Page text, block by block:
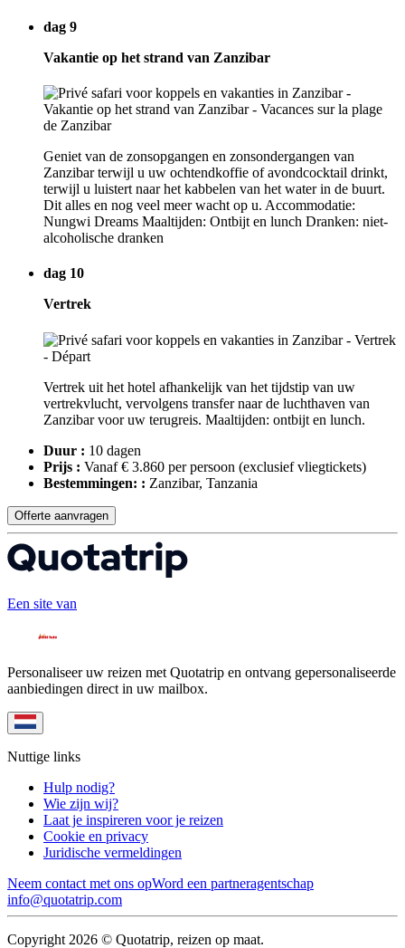
dag 9
Vakantie op het strand van Zanzibar
Geniet van de zonsopgangen en zonsondergangen van
Zanzibar terwijl u uw ochtendkoffie of avondcocktail drinkt,
terwijl u luistert naar het kabbelen van het water in de buurt.
Dit alles en nog veel meer wacht op u. Accommodatie:
Nungwi Dreams Maaltijden: Ontbijt en lunch Dranken: niet-
alcoholische dranken
dag 10
Vertrek
Vertrek uit het hotel afhankelijk van het tijdstip van uw
vertrekvlucht, vervolgens transfer naar de luchthaven van
Zanzibar voor uw terugreis. Maaltijden: ontbijt en lunch.
Duur : 10 dagen
Prijs : Vanaf € 3.860 per persoon (exclusief vliegtickets)
Bestemmingen: : Zanzibar, Tanzania
Offerte aanvragen
Een site van
Personaliseer uw reizen met Quotatrip en ontvang gepersonaliseerde
aanbiedingen direct in uw mailbox.
Nuttige links
Hulp nodig?
Wie zijn wij?
Laat je inspireren voor je reizen
Cookie en privacy
Juridische vermeldingen
Neem contact met ons opWord een partneragentschap
info@quotatrip.com
Copyright 2026 © Quotatrip, reizen op maat.